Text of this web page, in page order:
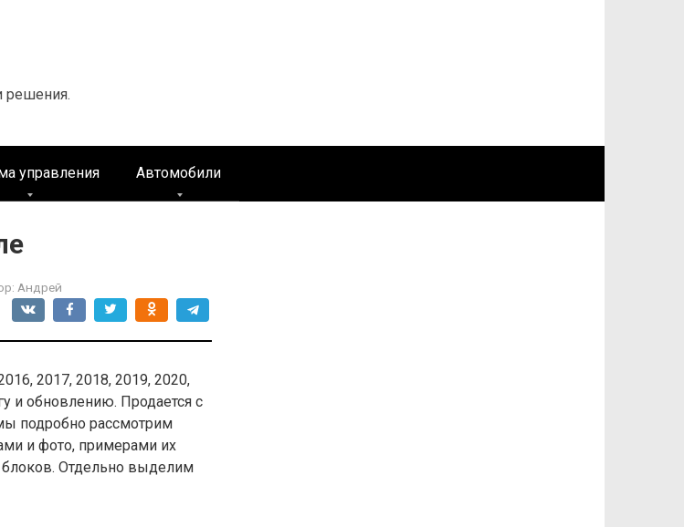
решения.
управления Автомобили
Андрей
2017, 2018, 2019, 2020,
и обновлению. Продается с
подробно рассмотрим
и фото, примерами их
блоков. Отдельно выделим